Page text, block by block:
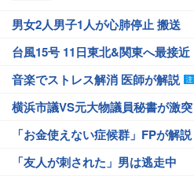
男女2人男子1人が心肺停止 搬送
台風15号 11日東北&関東へ最接近
音楽でストレス解消 医師が解説
横浜市議VS元大物議員秘書が激突
「お金使えない症候群」FPが解説
「友人が刺された」男は逃走中